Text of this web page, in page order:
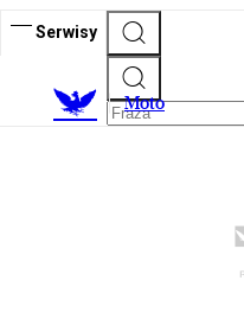
Serwisy
Moto